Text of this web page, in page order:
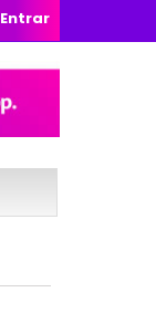
Entrar